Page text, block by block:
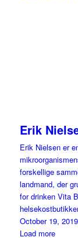
Erik
Erik Nielsen er
forskellige
landmand, der
for drinken Vita
October 19, 2019
Load more